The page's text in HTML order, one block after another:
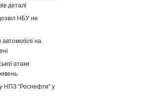
деталі
НБУ не
на
атаки
НПЗ "Роснефти" у